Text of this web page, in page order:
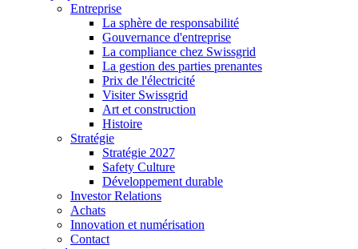
Entreprise
La sphère de responsabilité
Gouvernance d'entreprise
La compliance chez Swissgrid
La gestion des parties prenantes
Prix de l'électricité
Visiter Swissgrid
Art et construction
Histoire
Stratégie
Stratégie 2027
Safety Culture
Développement durable
Investor Relations
Achats
Innovation et numérisation
Contact